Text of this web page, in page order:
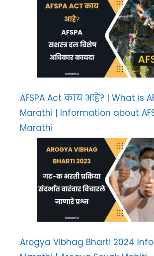
AFSPA Act काय आहे? | What is
Marathi | Information about
Marathi
Arogya Vibhag Bharti 2024